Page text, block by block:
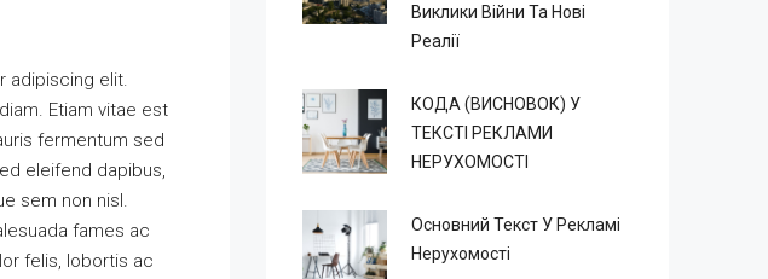
adipiscing elit.
Etiam vitae est
fermentum sed
eleifend dapibus,
sem non nisl.
fames ac
felis, lobortis ac
Виклики Війни Та Нові
Реалії
КОДА (ВИСНОВОК) У
ТЕКСТІ РЕКЛАМИ
НЕРУХОМОСТІ
Основний Текст У Рекламі
Нерухомості